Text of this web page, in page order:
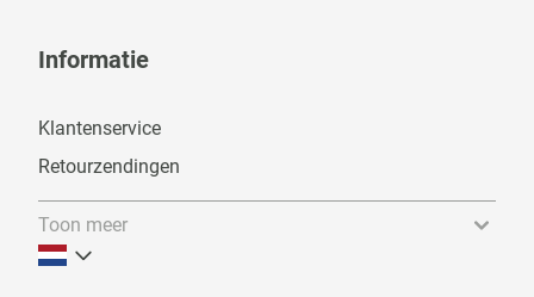
Informatie
Klantenservice
Retourzendingen
Toon meer